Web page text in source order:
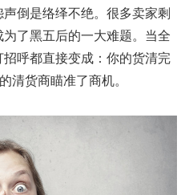
倒是络绎不绝。很多卖家剩
了黑五后的一大难题。当全
呼都直接变成：你的货清完
清货商瞄准了商机。